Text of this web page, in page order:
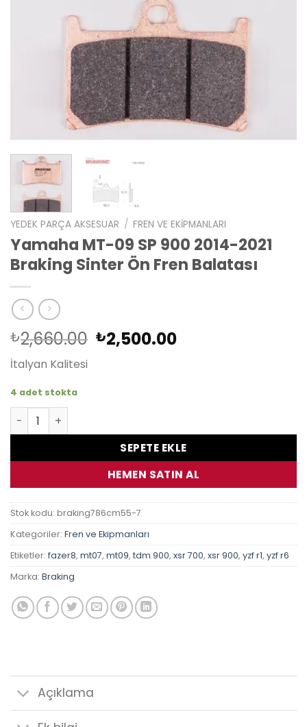
YEDEK PARÇA AKSESUAR / FREN VE EKIPMANLARI
Yamaha MT-09 SP 900 2014-2021
Braking Sinter Ön Fren Balatası
₺2,660.00 Orijinal
₺2,500.00Şu
İtalyan Kalitesi
4 adet stokta
Yamaha MT-09 SP 900 2014-2021 Braking Sinter Ön
SEPETE EKLE
HEMEN SATIN AL
Stok kodu: braking786cm55-7
Kategoriler: Fren ve Ekipmanları
Etiketler: fazer8, mt07, mt09, tdm 900, xsr 700, xsr 900, yzf r1, yzf r6
Marka: Braking
Açıklama